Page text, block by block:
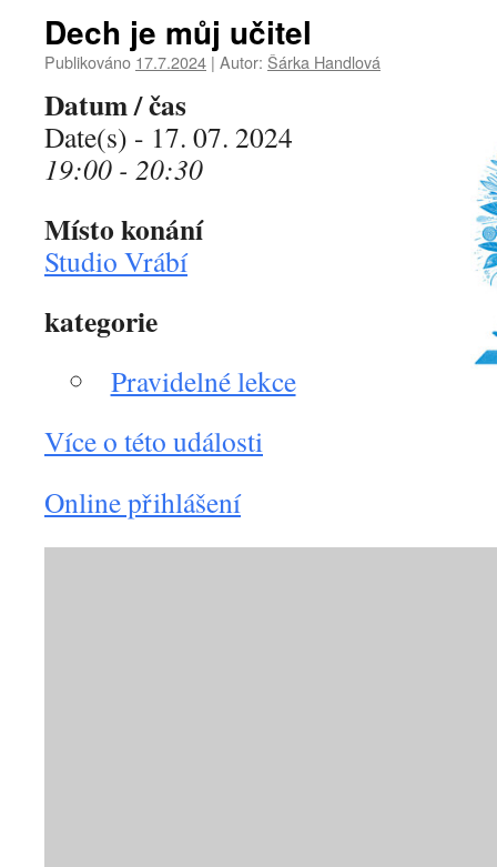
Dech je můj učitel
Publikováno 17.7.2024 | Autor: Šárka Handlová
Datum / čas
Date(s) - 17. 07. 2024
19:00 - 20:30
Místo konání
Studio Vrábí
kategorie
Pravidelné lekce
Více o této události
Online přihlášení